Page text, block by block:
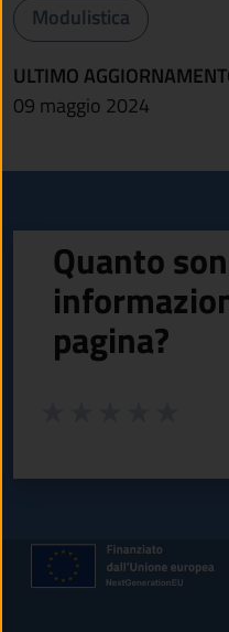
Modulistica
ULTIMO
09 maggio 2024
Quanto
pagina?